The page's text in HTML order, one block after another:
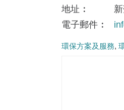
地址
電子郵件
環保方案及服務